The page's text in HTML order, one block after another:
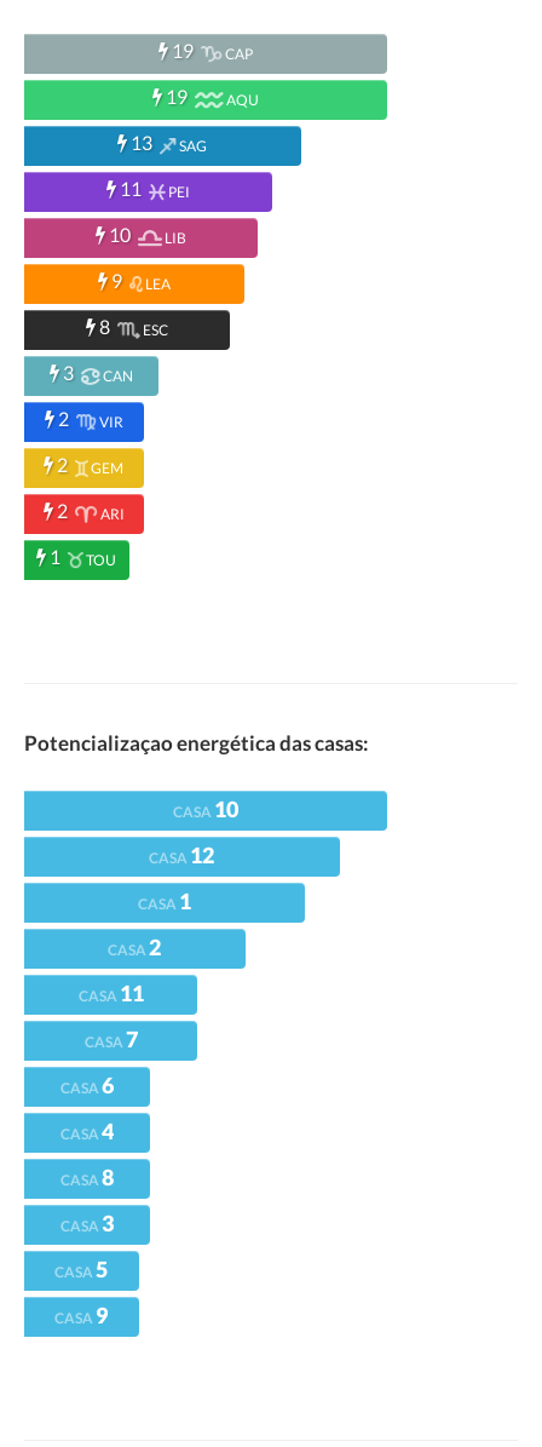
19 CAP
19 AQU
13 SAG
11 PEI
10 LIB
9 LEA
8 ESC
3 CAN
2 VIR
2 GEM
2 ARI
1 TOU
Potencializaçao energética das casas:
CASA 10
CASA 12
CASA 1
CASA2
CASA 11
CASA7
CASA6
CASA4
CASA8
CASA 3
CASA5
CASA 9